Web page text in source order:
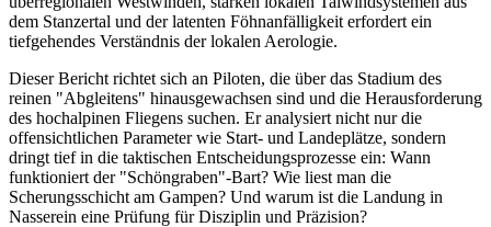
dem Stanzertal und der latenten Föhnanfälligkeit erfordert ein
tiefgehendes Verständnis der lokalen Aerologie.
Dieser Bericht richtet sich an Piloten, die über das Stadium des
reinen "Abgleitens" hinausgewachsen sind und die Herausforderung
des hochalpinen Fliegens suchen. Er analysiert nicht nur die
offensichtlichen Parameter wie Start- und Landeplätze, sondern
dringt tief in die taktischen Entscheidungsprozesse ein: Wann
funktioniert der "Schöngraben"-Bart? Wie liest man die
Scherungsschicht am Gampen? Und warum ist die Landung in
Nasserein eine Prüfung für Disziplin und Präzision?